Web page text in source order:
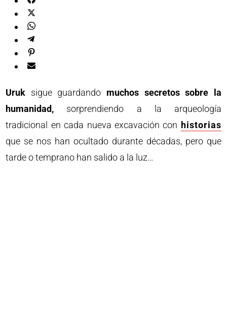
Uruk sigue guardando muchos secretos sobre la
humanidad, sorprendiendo a la arqueología
tradicional en cada nueva excavación con historias
que se nos han ocultado durante décadas, pero que
tarde o temprano han salido a la luz…